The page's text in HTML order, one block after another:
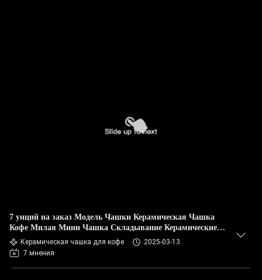
7 унций на заказ Модель Чашки Керамическая Чашка
Кофе Милая Мини Чашка Складывание Керамические
Чашки
Керамическая чашка для кофе
2025-03-13
7 мнения